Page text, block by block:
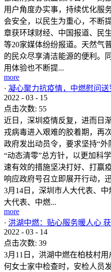
用户角度办实事，持续优化服
会安全，以民生为重心，不断
章获环球财经、中国报道、民
等20家媒体纷纷报道。天然气
的民众尽享清洁能源的便利。
用体验也不断提...
more
· 凝心聚力抗疫情，中燃慰问送
2022 - 03 - 15
点击次数: 55
近日，深圳疫情反复，进而日
戎病毒进入艰难的胶着期，再
政府发出动员令，要求坚持“
“动态清零”总方针，以更加科
速有效的措施坚决打好、打赢
响应政府号召立即展开行动，
3月14日，深圳市人大代表、
大代表、中燃...
more
· 洪湖中燃：贴心服务暖人心
2022 - 03 - 14
点击次数: 39
3月11日，洪湖中燃在柏枝村
何女士家中检查时，安检人员